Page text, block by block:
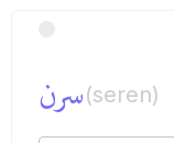
سرن(seren)